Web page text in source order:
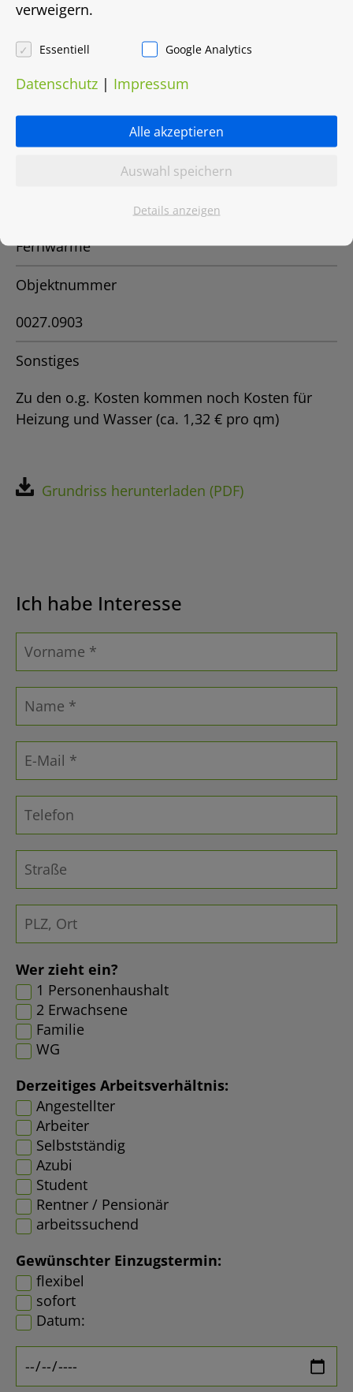
Bedarfsausweis
Energiebedarf in Kwh/(m²/a)
-
Fernwärme
Objektnummer
0027.0903
Sonstiges
Zu den o.g. Kosten kommen noch Kosten für
Heizung und Wasser (ca. 1,32 € pro qm)
Grundriss herunterladen (PDF)
Ich habe Interesse
Wer zieht ein?
1 Personenhaushalt
2 Erwachsene
Familie
WG
Derzeitiges Arbeitsverhältnis:
Angestellter
Arbeiter
Selbstständig
Azubi
Student
Rentner / Pensionär
arbeitssuchend
Gewünschter Einzugstermin:
flexibel
sofort
Datum:
verweigern.
Essentiell Google Analytics
Datenschutz | Impressum
Alle akzeptieren
Auswahl speichern
Details anzeigen